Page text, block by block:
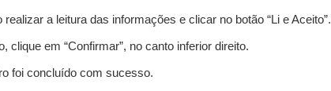
a leitura das informações e clicar no botão “Li e Aceito”.
em “Confirmar”, no canto inferior direito.
foi concluído com sucesso.